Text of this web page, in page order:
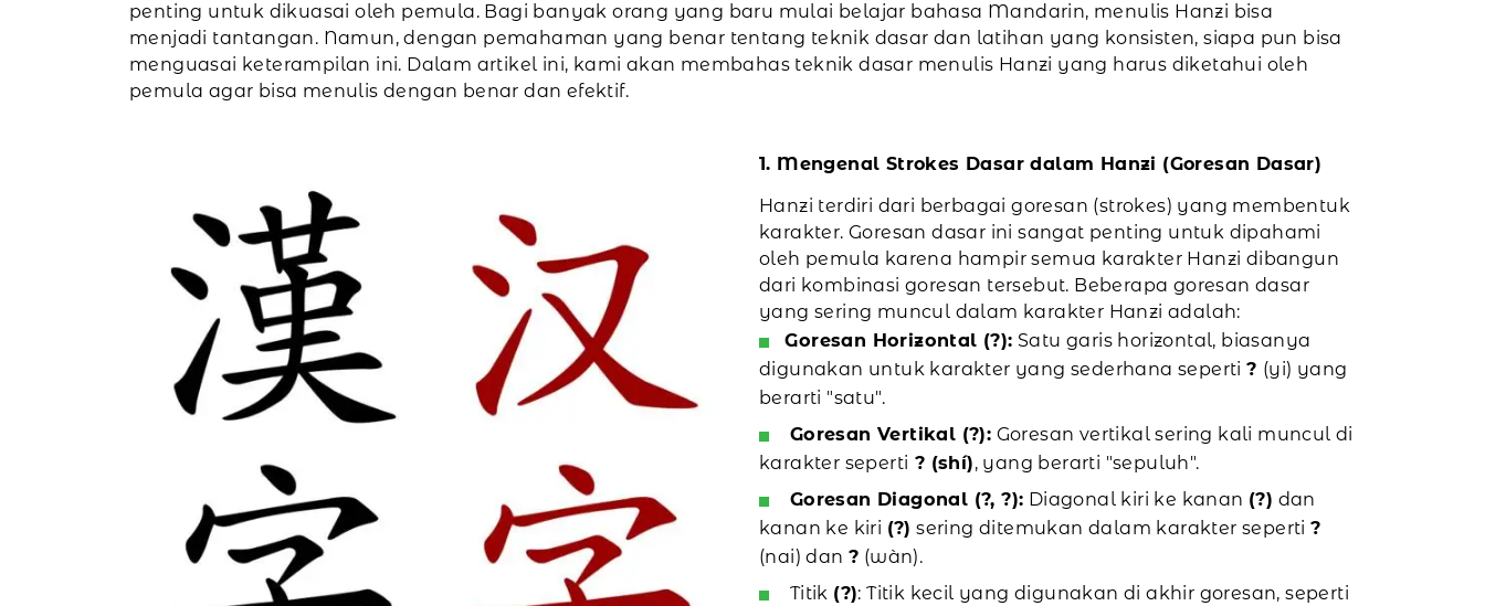
penting untuk dikuasai oleh pemula. Bagi banyak orang yang baru mulai belajar bahasa Mandarin, menulis Hanzi bisa
menjadi tantangan. Namun, dengan pemahaman yang benar tentang teknik dasar dan latihan yang konsisten, siapa pun bisa
menguasai keterampilan ini. Dalam artikel ini, kami akan membahas teknik dasar menulis Hanzi yang harus diketahui oleh
pemula agar bisa menulis dengan benar dan efektif.
1. Mengenal Strokes Dasar dalam Hanzi (Goresan Dasar)
Hanzi terdiri dari berbagai goresan (strokes) yang membentuk
karakter. Goresan dasar ini sangat penting untuk dipahami
oleh pemula karena hampir semua karakter Hanzi dibangun
dari kombinasi goresan tersebut. Beberapa goresan dasar
yang sering muncul dalam karakter Hanzi adalah:
Goresan Horizontal (?): Satu garis horizontal, biasanya
digunakan untuk karakter yang sederhana seperti? (yi) yang
berarti "satu".
Goresan Vertikal (?): Goresan vertikal sering kali muncul di
karakter seperti ? (shí), yang berarti "sepuluh".
Goresan Diagonal (?, ?): Diagonal kiri ke kanan (?) dan
kanan ke kiri (?) sering ditemukan dalam karakter seperti?
(nai) dan? (wàn).
Titik (?): Titik kecil yang digunakan di akhir goresan, seperti